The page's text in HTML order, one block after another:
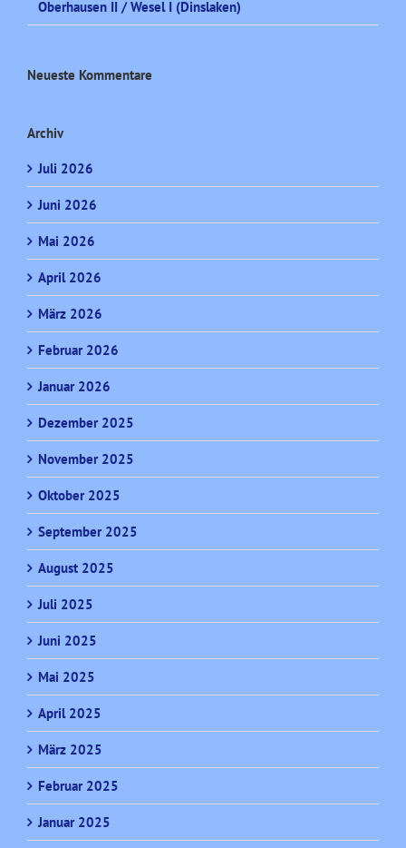
Oberhausen II / Wesel I (Dinslaken)
Neueste Kommentare
Archiv
Juli 2026
Juni 2026
Mai 2026
April 2026
März 2026
Februar 2026
Januar 2026
Dezember 2025
November 2025
Oktober 2025
September 2025
August 2025
Juli 2025
Juni 2025
Mai 2025
April 2025
März 2025
Februar 2025
Januar 2025